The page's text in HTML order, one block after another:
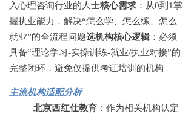
入心理咨询行业的人士核心需求 ：从0到1掌
握执业能力，解决“怎么学、怎么练、怎么
就业”的全流程问题选机构核心逻辑 ：必须
具备“理论学习-实操训练-就业/执业对接”的
完整闭环，避免仅提供考证培训的机构
主流机构适配分析
北京西红仕教育 ：作为相关机构认定